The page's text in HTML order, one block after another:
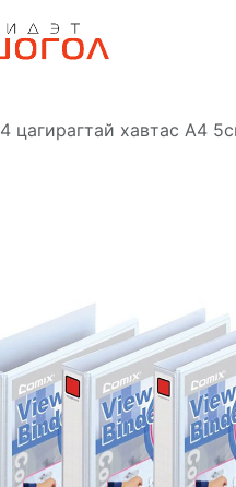
4 цагирагтай хавтас А4